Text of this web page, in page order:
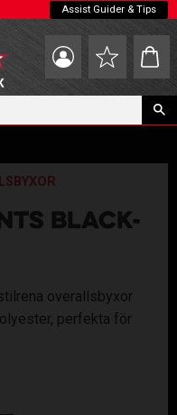
Assist Guider & Tips
Favoriter
BLACK-
overallsbyxor
perfekta för